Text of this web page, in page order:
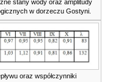
stany wody oraz amplitudy
w dorzeczu Gostyni.
oraz współczynniki